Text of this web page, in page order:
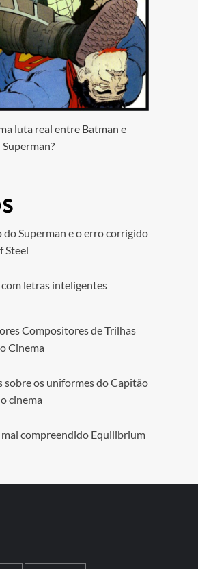
luta real entre Batman e
Superman?
do Superman e o erro corrigido
Steel
com letras inteligentes
Compositores de Trilhas
Cinema
sobre os uniformes do Capitão
cinema
mal compreendido Equilibrium